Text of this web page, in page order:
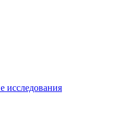
исследования